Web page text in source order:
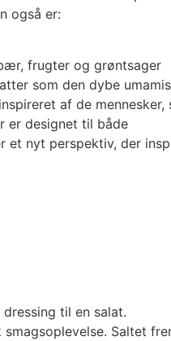
også er:
frugter og grøntsager
som den dybe
af de mennesker,
er designet til både
et nyt perspektiv, der
til en salat.
Saltet